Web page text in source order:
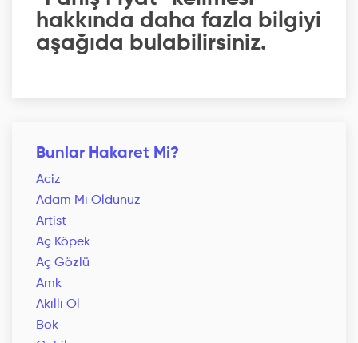
hakkında daha fazla bilgiyi
aşağıda bulabilirsiniz.
Bunlar Hakaret Mi?
Aciz
Adam Mı Oldunuz
Artist
Aç Köpek
Aç Gözlü
Amk
Akıllı Ol
Bok